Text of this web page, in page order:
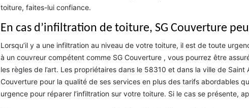
toiture, faites-lui confiance.
En cas d’infiltration de toiture, SG Couverture
Lorsqu’il y a une infiltration au niveau de votre toiture, il est de toute
à un couvreur compétent comme SG Couverture , vous pourrez être
les règles de l’art. Les propriétaires dans le 58310 et dans la ville de Saint
Couverture pour la qualité de ses services en plus des tarifs abordables
urgence pour réparer l’infiltration sur votre toiture. Si le cas se présente,